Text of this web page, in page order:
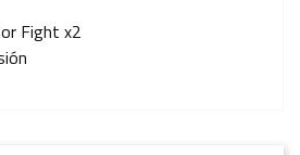
Fight x2